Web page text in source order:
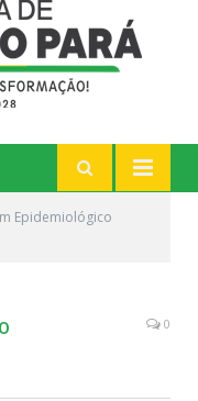
Epidemiológico
0